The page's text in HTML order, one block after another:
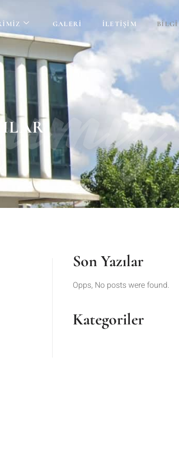
GALERI İLETIŞIM BILGI
Son Yazılar
Opps, No posts were found.
Kategoriler